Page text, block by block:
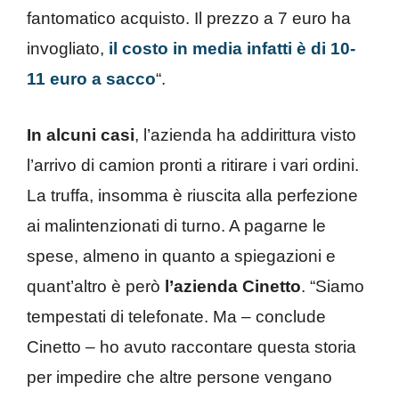
fantomatico acquisto. Il prezzo a 7 euro ha
invogliato, il costo in media infatti è di 10-
11 euro a sacco“.
In alcuni casi, l’azienda ha addirittura visto
l’arrivo di camion pronti a ritirare i vari ordini.
La truffa, insomma è riuscita alla perfezione
ai malintenzionati di turno. A pagarne le
spese, almeno in quanto a spiegazioni e
quant’altro è però l’azienda Cinetto. “Siamo
tempestati di telefonate. Ma – conclude
Cinetto – ho avuto raccontare questa storia
per impedire che altre persone vengano